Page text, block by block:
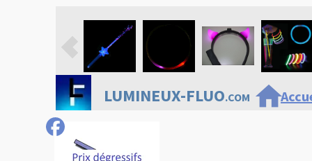
LUMINEUX-FLUO.COMhome